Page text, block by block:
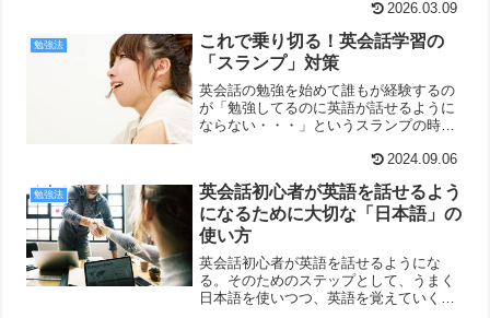
用を抑えて英語を話す方法も分かりやす
く紹介します。
2026.03.09
勉強法
これで乗り切る！英会話学習の
「スランプ」対策
英会話の勉強を始めて誰もが経験するの
が「勉強してるのに英語が話せるように
ならない・・・」というスランプの時
して、英会話学習を継続するための対処
2024.09.06
勉強法
英会話初心者が英語を話せるよう
になるために大切な「日本語」の
使い方
英会話初心者が英語を話せるようにな
る。そのためのステップとして、うまく
日本語を使いつつ、英語を覚えていく必